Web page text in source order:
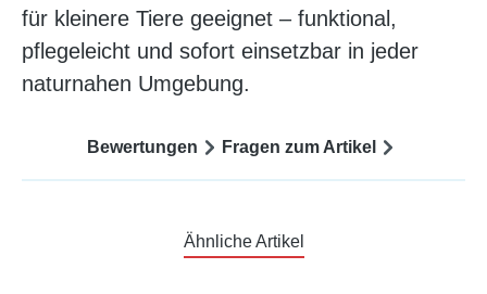
für kleinere Tiere geeignet – funktional,
pflegeleicht und sofort einsetzbar in jeder
naturnahen Umgebung.
Bewertungen Fragen zum Artikel
Ähnliche Artikel